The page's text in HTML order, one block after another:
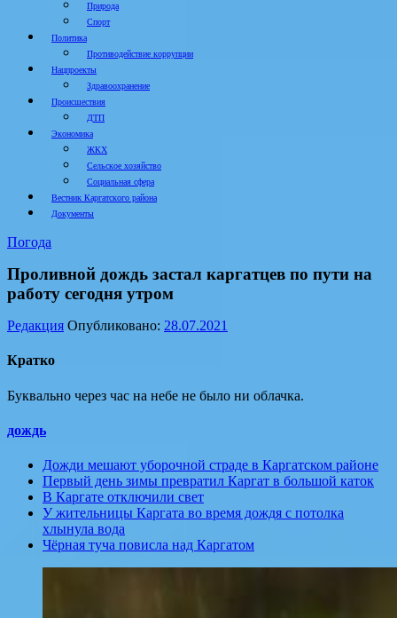
Природа
Спорт
Политика
Противодействие коррупции
Нацпроекты
Здравоохранение
Происшествия
ДТП
Экономика
ЖКХ
Сельское хозяйство
Социальная сфера
Вестник Каргатского района
Документы
Погода
Проливной дождь застал каргатцев по пути на
работу сегодня утром
Редакция Опубликовано: 28.07.2021
Кратко
Буквально через час на небе не было ни облачка.
дождь
Дожди мешают уборочной страде в Каргатском районе
Первый день зимы превратил Каргат в большой каток
В Каргате отключили свет
У жительницы Каргата во время дождя с потолка
хлынула вода
Чёрная туча повисла над Каргатом